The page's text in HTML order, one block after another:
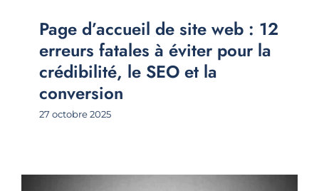
Page d’accueil de site web : 12
erreurs fatales à éviter pour la
crédibilité, le SEO et la
conversion
27 octobre 2025